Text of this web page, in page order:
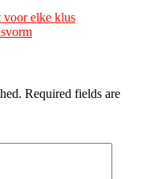
voor elke klus
Required fields are